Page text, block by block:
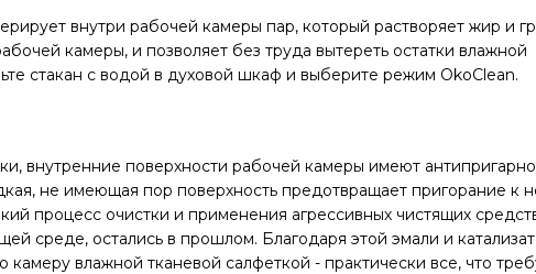
внутри рабочей камеры пар, который растворяет жир и
камеры, и позволяет без труда вытереть остатки влажной
стакан с водой в духовой шкаф и выберите режим OkoClean.
внутренние поверхности рабочей камеры имеют
не имеющая пор поверхность предотвращает пригорание к
процесс очистки и применения агрессивных чистящих
среде, остались в прошлом. Благодаря этой эмали и
камеру влажной тканевой салфеткой - практически все, что